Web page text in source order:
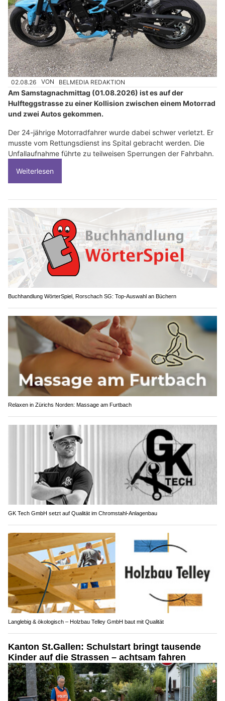
02.08.26 VON BELMEDIA REDAKTION
Am Samstagnachmittag (01.08.2026) ist es auf der
Hulfteggstrasse zu einer Kollision zwischen einem Motorrad
und zwei Autos gekommen.
Der 24-jährige Motorradfahrer wurde dabei schwer verletzt. Er
musste vom Rettungsdienst ins Spital gebracht werden. Die
Unfallaufnahme führte zu teilweisen Sperrungen der Fahrbahn.
Weiterlesen
Buchhandlung WörterSpiel, Rorschach SG: Top-Auswahl an Büchern
Relaxen in Zürichs Norden: Massage am Furtbach
GK Tech GmbH setzt auf Qualität im Chromstahl-Anlagenbau
Langlebig & ökologisch – Holzbau Telley GmbH baut mit Qualität
Kanton St.Gallen: Schulstart bringt tausende
Kinder auf die Strassen – achtsam fahren